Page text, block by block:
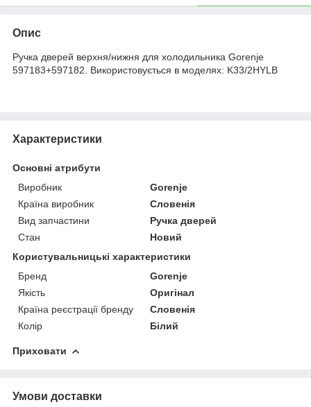
Опис
Ручка дверей верхня/нижня для холодильника Gorenje
597183+597182. Використовується в моделях: K33/2HYLB
Характеристики
Основні атрибути
Виробник
Gorenje
Країна виробник
Словенія
Вид запчастини
Ручка дверей
Стан
Новий
Користувальницькі характеристики
Бренд
Gorenje
Якість
Оригінал
Країна реєстрації бренду
Словенія
Колір
Білий
Приховати
Умови доставки